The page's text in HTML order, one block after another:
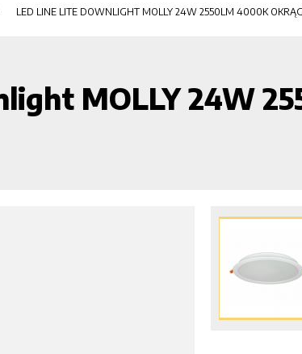
LED LINE LITE DOWNLIGHT MOLLY 24W 2550LM 4000K
MOLLY 24W